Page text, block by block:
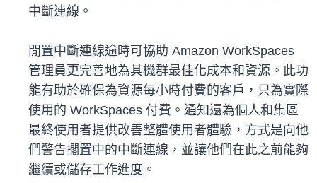
中斷連線。
閒置中斷連線逾時可協助 Amazon WorkSpaces
管理員更完善地為其機群最佳化成本和資源。此功
能有助於確保為資源每小時付費的客戶，只為實際
使用的 WorkSpaces 付費。通知還為個人和集區
最終使用者提供改善整體使用者體驗，方式是向他
們警告擱置中的中斷連線，並讓他們在此之前能夠
繼續或儲存工作進度。